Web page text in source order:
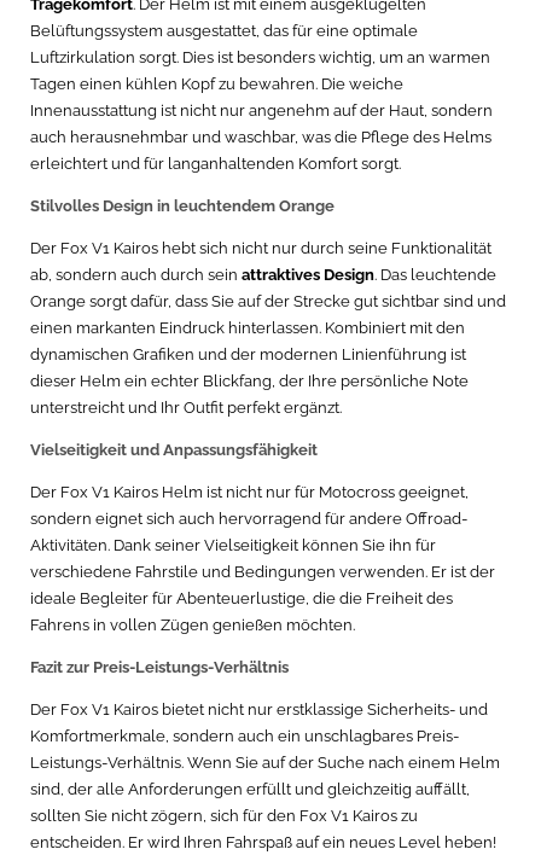
Tragekomfort. Der Helm ist mit einem ausgeklügelten
Belüftungssystem ausgestattet, das für eine optimale
Luftzirkulation sorgt. Dies ist besonders wichtig, um an warmen
Tagen einen kühlen Kopf zu bewahren. Die weiche
Innenausstattung ist nicht nur angenehm auf der Haut, sondern
auch herausnehmbar und waschbar, was die Pflege des Helms
erleichtert und für langanhaltenden Komfort sorgt.
Stilvolles Design in leuchtendem Orange
Der Fox V1 Kairos hebt sich nicht nur durch seine Funktionalität
ab, sondern auch durch sein attraktives Design. Das leuchtende
Orange sorgt dafür, dass Sie auf der Strecke gut sichtbar sind und
einen markanten Eindruck hinterlassen. Kombiniert mit den
dynamischen Grafiken und der modernen Linienführung ist
dieser Helm ein echter Blickfang, der Ihre persönliche Note
unterstreicht und Ihr Outfit perfekt ergänzt.
Vielseitigkeit und Anpassungsfähigkeit
Der Fox V1 Kairos Helm ist nicht nur für Motocross geeignet,
sondern eignet sich auch hervorragend für andere Offroad-
Aktivitäten. Dank seiner Vielseitigkeit können Sie ihn für
verschiedene Fahrstile und Bedingungen verwenden. Er ist der
ideale Begleiter für Abenteuerlustige, die die Freiheit des
Fahrens in vollen Zügen genießen möchten.
Fazit zur Preis-Leistungs-Verhältnis
Der Fox V1 Kairos bietet nicht nur erstklassige Sicherheits- und
Komfortmerkmale, sondern auch ein unschlagbares Preis-
Leistungs-Verhältnis. Wenn Sie auf der Suche nach einem Helm
sind, der alle Anforderungen erfüllt und gleichzeitig auffällt,
sollten Sie nicht zögern, sich für den Fox V1 Kairos zu
entscheiden. Er wird Ihren Fahrspaß auf ein neues Level heben!